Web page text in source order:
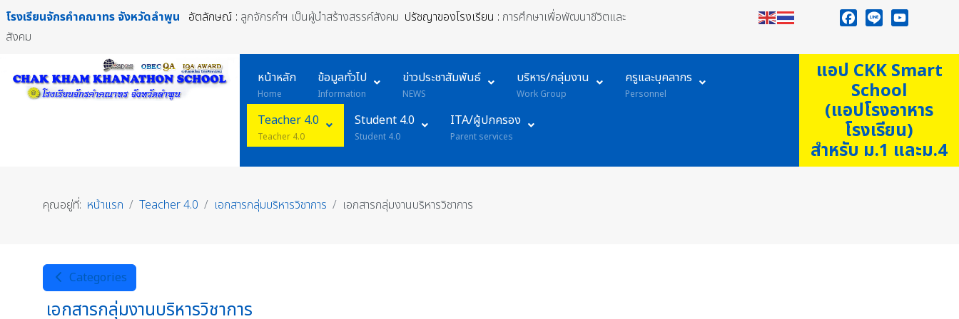
โรงเรียนจักรคำคณาทร จังหวัดลำพูน อัตลักษณ์ : ลูกจักรคำฯ เป็นผู้นำสร้างสรรค์สังคม ปรัชญาของโรงเรียน : การศึกษาเพื่อพัฒนาชีวิตและ
สังคม
หน้าหลัก
Home
ข้อมูลทั่วไป
Information
ข่าวประชาสัมพันธ์
NEWS
บริหาร/กลุ่มงาน
Work Group
ครูและบุคลากร
Personnel
Teacher 4.0
Teacher 4.0
Student 4.0
Student 4.0
ITA/ผู้ปกครอง
Parent services
แอป CKK Smart
School
(แอปโรงอาหาร
โรงเรียน)
สำหรับ ม.1 และม.4
คุณอยู่ที่: หน้าแรก Teacher 4.0 เอกสารกลุ่มบริหารวิชาการ เอกสารกลุ่มงานบริหารวิชาการ
Categories
เอกสารกลุ่มงานบริหารวิชาการ